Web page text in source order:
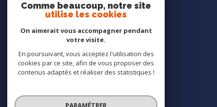
Nous
adhérons
Comme beaucoup, notre site
utilise les cookies
On aimerait vous accompagner pendant
votre visite.
En poursuivant, vous acceptez l'utilisation des
cookies par ce site, afin de vous proposer des
contenus adaptés et réaliser des statistiques !
PARAMÉTRER